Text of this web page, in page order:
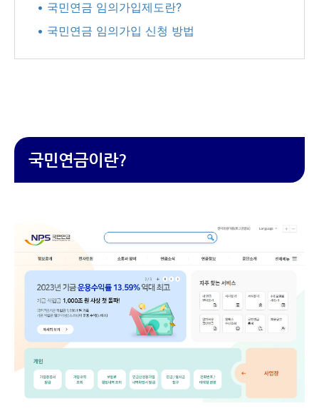
• 국민연금 임의가입제도란?
• 국민연금 임의가입 신청 방법
국민연금이란?